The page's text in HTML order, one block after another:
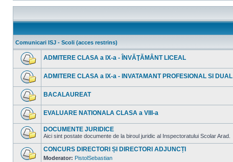
Comunicari ISJ - Scoli (acces restrins)
Nu
sunt
mesaje
ADMITERE CLASA a IX-a - ÎNVĂŢĂMÂNT LICEAL
Nu
sunt
mesaje
ADMITERE CLASA a IX-a - INVATAMANT PROFESIONAL SI DUAL
Nu
sunt
mesaje
BACALAUREAT
Nu
sunt
mesaje
necitite
EVALUARE NATIONALA CLASA a VIII-a
sunt
mesaje
necitite
DOCUMENTE JURIDICE
Aici sint postate documente de la biroul juridic al Inspectoratului Scolar Arad.
CONCURS DIRECTORI ȘI DIRECTORI ADJUNCȚI
Moderator: PistolSebastian